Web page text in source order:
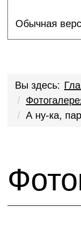
Обычная
Вы здесь:
А ну-ка,